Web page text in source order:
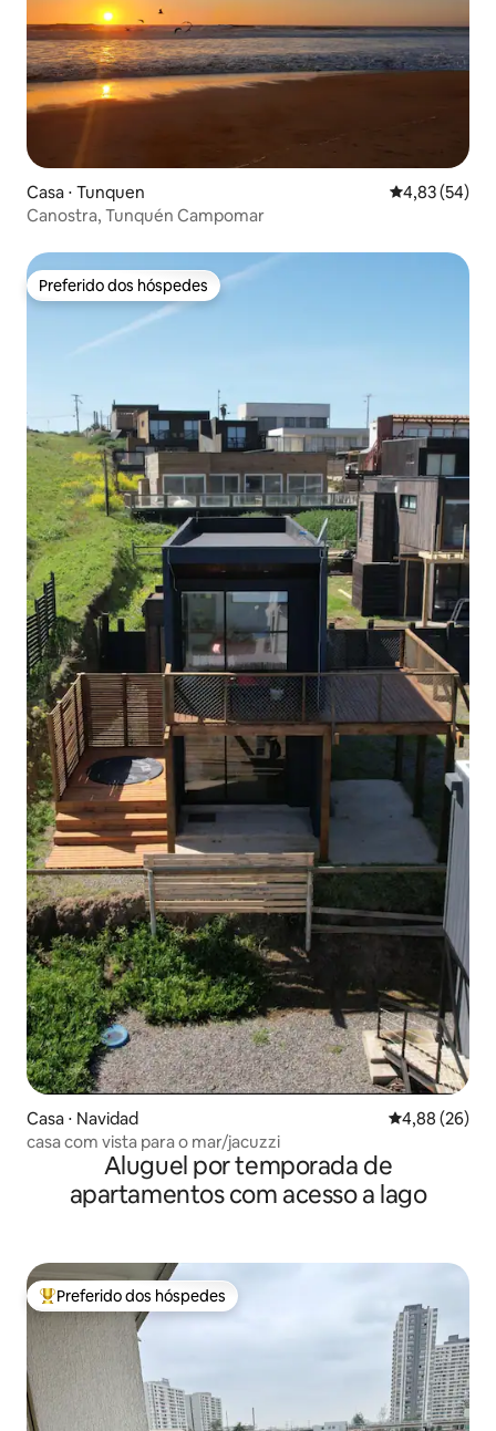
Casa ⋅ Tunquen 4,83 de uma
4,83 (54)
Canostra, Tunquén Campomar
Preferido dos hóspedes
Preferido dos hóspedes
Casa ⋅ Navidad 4,88 de uma
4,88 (26)
casa com vista para o mar/jacuzzi
Aluguel por temporada de
apartamentos com acesso a lago
Entre os melhores preferidos dos hóspedes
Preferido dos hóspedes